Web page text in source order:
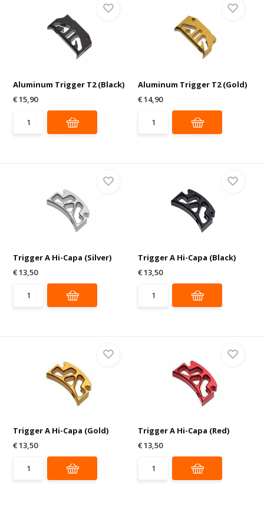
Aluminum Trigger T2 (Black)
€ 15,90
Aluminum Trigger T2 (Gold)
€ 14,90
Trigger A Hi-Capa (Silver)
€ 13,50
Trigger A Hi-Capa (Black)
€ 13,50
Trigger A Hi-Capa (Gold)
€ 13,50
Trigger A Hi-Capa (Red)
€ 13,50